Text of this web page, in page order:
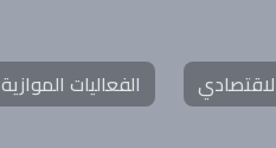
الفعاليات الموازية